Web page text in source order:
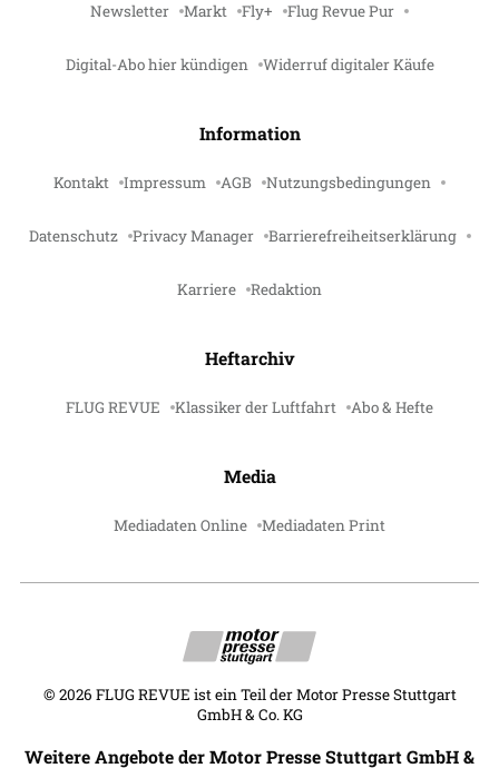
Newsletter Markt Fly+ Flug Revue Pur
Digital-Abo hier kündigen Widerruf digitaler Käufe
Information
Kontakt Impressum AGB Nutzungsbedingungen
Datenschutz Privacy Manager Barrierefreiheitserklärung
Karriere Redaktion
Heftarchiv
FLUG REVUE Klassiker der Luftfahrt Abo & Hefte
Media
Mediadaten Online Mediadaten Print
© 2026 FLUG REVUE ist ein Teil der Motor Presse Stuttgart
GmbH & Co. KG
Weitere Angebote der Motor Presse Stuttgart GmbH &